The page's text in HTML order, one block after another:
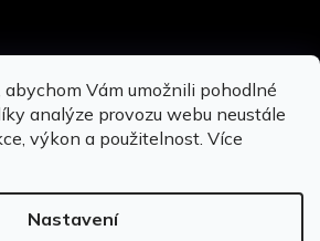
abychom Vám umožnili pohodlné
analýze provozu webu neustále
výkon a použitelnost. Více
Nastavení
Shoptet
Upravit nastavení cookies